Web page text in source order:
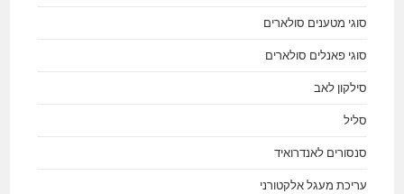
סוגי מטענים סולארים
סוגי פאנלים סולארים
סילקון לאב
סליל
סנסורים לאנדרואיד
עריכת מעגל אלקטורני